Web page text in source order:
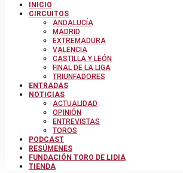
INICIO
CIRCUITOS
ANDALUCÍA
MADRID
EXTREMADURA
VALENCIA
CASTILLA Y LEÓN
FINAL DE LA LIGA
TRIUNFADORES
ENTRADAS
NOTICIAS
ACTUALIDAD
OPINIÓN
ENTREVISTAS
TOROS
PODCAST
RESÚMENES
FUNDACIÓN TORO DE LIDIA
TIENDA